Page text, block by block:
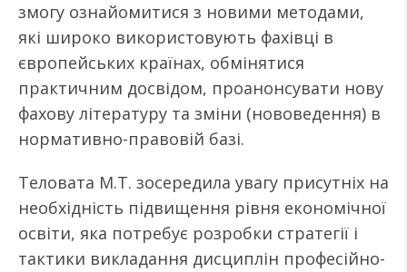
змогу ознайомитися з новими методами,
які широко використовують фахівці в
європейських країнах, обмінятися
практичним досвідом, проанонсувати нову
фахову літературу та зміни (нововедення) в
нормативно-правовій базі.
Теловата М.Т. зосередила увагу присутніх на
необхідність підвищення рівня економічної
освіти, яка потребує розробки стратегії і
тактики викладання дисциплін професійно-